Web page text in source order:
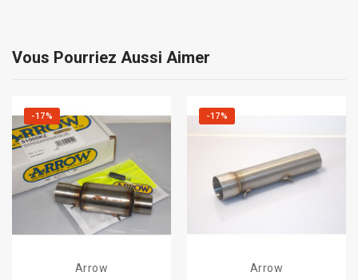
Vous Pourriez Aussi Aimer
-17%
Arrow
-17%
Arrow